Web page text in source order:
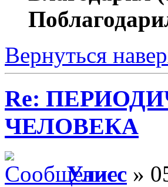
Вернуться
Re:
ЧЕЛОВЕКА
Улисс »